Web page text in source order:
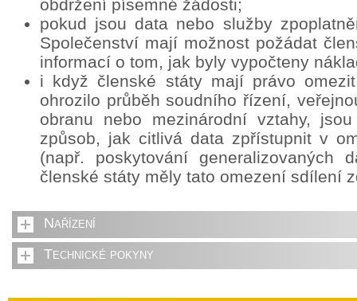
obdržení písemné žádosti;
pokud jsou data nebo služby
Společenství mají možnost požádat
informací o tom, jak byly vypočteny
i když členské státy mají právo
ohrozilo průběh soudního řízení,
obranu nebo mezinárodní vztahy,
způsob, jak citlivá data zpřístupnit v
(např. poskytování generalizovaných
členské státy měly tato omezení sdílení
Nařízení
Technické pokyny